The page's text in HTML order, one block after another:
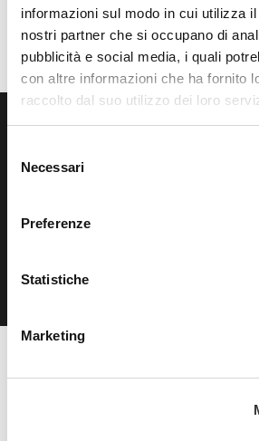
informazioni sul modo in cui utilizza
nostri partner che si occupano di
pubblicità e social media, i quali
con altre informazioni che ha fornito
raccolto dal suo utilizzo dei loro
delNecessari
Preferenze
Statistiche
Marketing
ISCRIVITI
Beauty Spa è un marchio